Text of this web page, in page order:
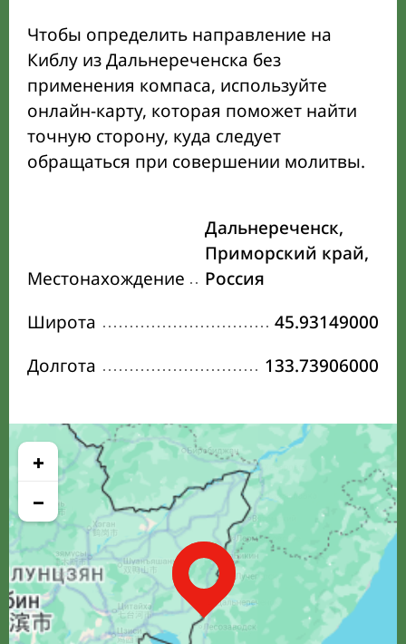
Чтобы определить направление на
Киблу из Дальнереченска без
применения компаса, используйте
онлайн-карту, которая поможет найти
точную сторону, куда следует
обращаться при совершении молитвы.
Местонахождение
Дальнереченск,
Приморский край,
Россия
Широта
45.93149000
Долгота
133.73906000
+
−